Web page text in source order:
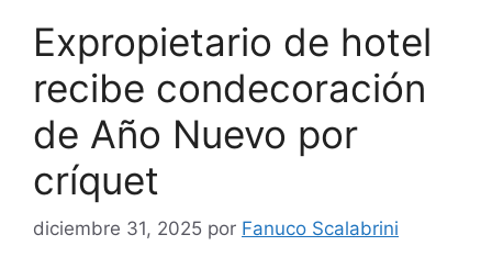
Expropietario de hotel
recibe condecoración
de Año Nuevo por
críquet
diciembre 31, 2025 por Fanuco Scalabrini